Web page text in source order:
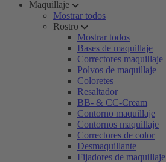
Maquillaje
Mostrar todos
Rostro
Mostrar todos
Bases de maquillaje
Correctores maquillaje
Polvos de maquillaje
Coloretes
Resaltador
BB- & CC-Cream
Contorno maquillaje
Contornos maquillaje
Correctores de color
Desmaquillante
Fijadores de maquillaje